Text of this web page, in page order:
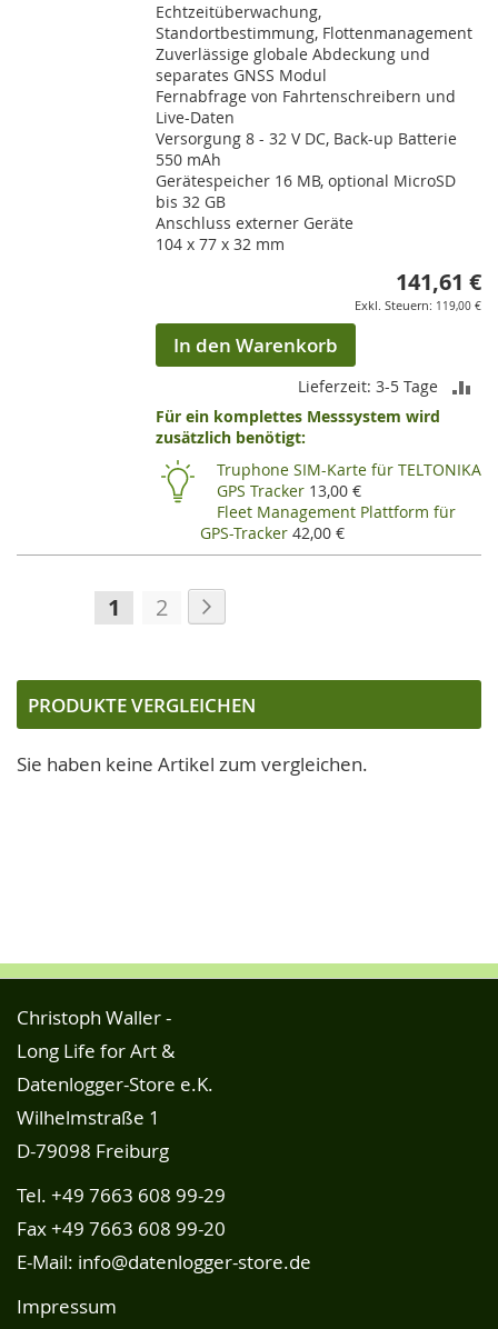
Echtzeitüberwachung,
Standortbestimmung, Flottenmanagement
Zuverlässige globale Abdeckung und
separates GNSS Modul
Fernabfrage von Fahrtenschreibern und
Live-Daten
Versorgung 8 - 32 V DC, Back-up Batterie
550 mAh
Gerätespeicher 16 MB, optional MicroSD
bis 32 GB
Anschluss externer Geräte
104 x 77 x 32 mm
141,61 €
119,00 €
In den Warenkorb
Lieferzeit: 3-5 Tage
Für ein komplettes Messsystem wird
zusätzlich benötigt:
Truphone SIM-Karte für TELTONIKA
GPS Tracker 13,00 €
Fleet Management Plattform für
GPS-Tracker 42,00 €
Seite
Sie
gerade
die
1 Seite
2
PRODUKTE VERGLEICHEN
Sie haben keine Artikel zum vergleichen.
Christoph Waller -
Long Life for Art &
Datenlogger-Store e.K.
Wilhelmstraße 1
D-79098 Freiburg
Tel. +49 7663 608 99-29
Fax +49 7663 608 99-20
E-Mail: info@datenlogger-store.de
Impressum